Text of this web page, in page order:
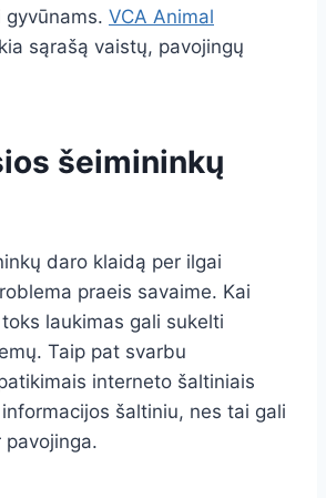
gyvūnams. VCA Animal
sąrašą vaistų, pavojingų
šeimininkų
daro klaidą per ilgai
praeis savaime. Kai
laukimas gali sukelti
Taip pat svarbu
interneto šaltiniais
šaltiniu, nes tai gali